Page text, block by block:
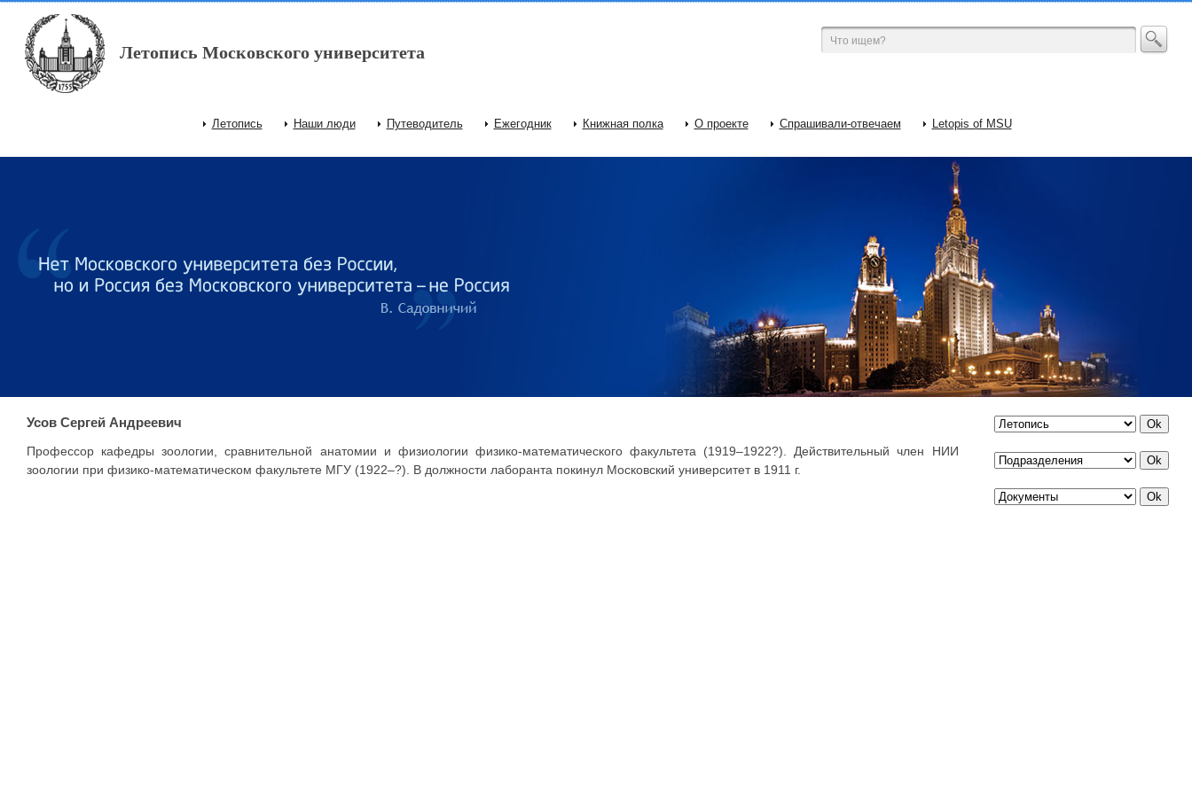
Перейти к основному содержанию
Летопись Московского университета
Главное меню
Летопись Наши люди Путеводитель Ежегодник Книжная полка О проекте Спрашивали-отвечаем Letopis of MSU
Усов Сергей Андреевич
Профессор кафедры зоологии, сравнительной анатомии и физиологии физико-математического факультета (1919–1922?). Действительный член НИИ
зоологии при физико-математическом факультете МГУ (1922–?). В должности лаборанта покинул Московский университет в 1911 г.